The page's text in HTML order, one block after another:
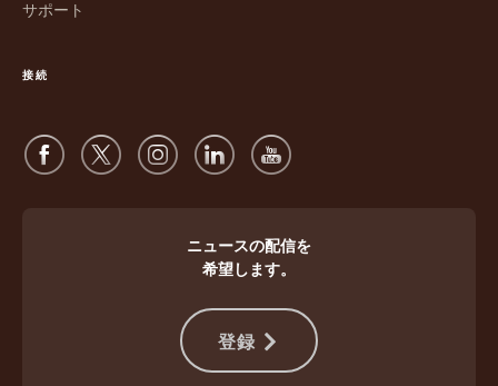
サポート
接続
ニュースの配信を
希望します。
登録